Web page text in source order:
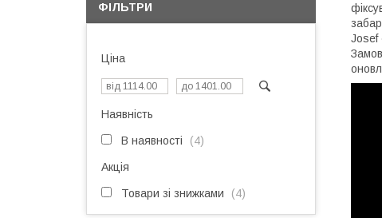
Josef
ФІЛЬТРИ
Ціна
Наявність
В наявності 4
Акція
Товари зі знижками 4